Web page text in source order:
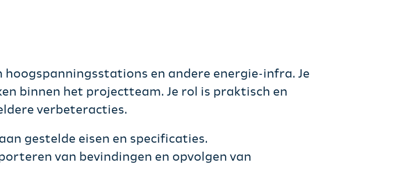
en andere energie-infra. Je
binnen het projectteam. Je rol is praktisch en
verbeteracties.
gestelde eisen en specificaties.
van bevindingen en opvolgen van